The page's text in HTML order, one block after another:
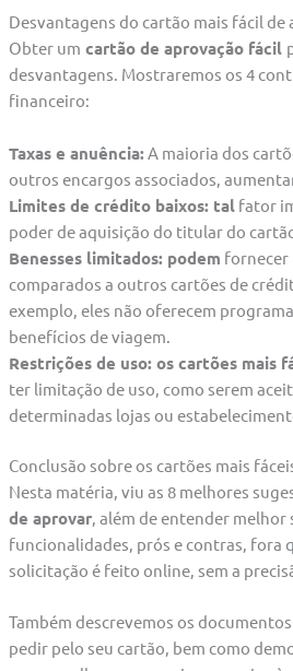
Desvantagens do cartão mais fácil de
Obter um cartão de aprovação fácil
desvantagens. Mostraremos os 4
financeiro:
Taxas e anuência:A maioria dos
outros encargos associados,
Limites de crédito baixos: tal fator
poder de aquisição do titular do
Benesses limitados: podem fornecer
comparados a outros cartões de
exemplo, eles não oferecem
benefícios de viagem.
Restrições de uso: os cartões mais
ter limitação de uso, como serem
determinadas lojas ou
Conclusão sobre os cartões mais
Nesta matéria, viu as 8 melhores
de aprovar, além de entender melhor
funcionalidades, prós e contras, fora
solicitação é feito online, sem a
Também descrevemos os
pedir pelo seu cartão, bem como